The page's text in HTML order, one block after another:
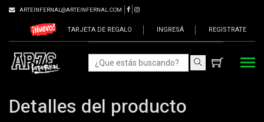
ARTEINFERNAL@ARTEINFERNAL.COM
TARJETA DE REGALO INGRESÁ REGISTRATE
Detalles del producto